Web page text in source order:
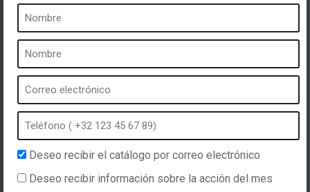
¿Qué es un balneario?
Spa interior
Spa exterior
Spa en invierno
Deseo recibir el catálogo por correo electrónico
Deseo recibir información sobre la acción del mes